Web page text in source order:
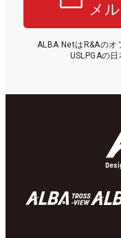
メ
ALBA NetはR&Aのオ
USLPGAの